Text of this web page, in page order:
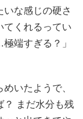
いな感じの硬さ
てくれるってい
端すぎる？」
いたようで、
？ まだ水分も残